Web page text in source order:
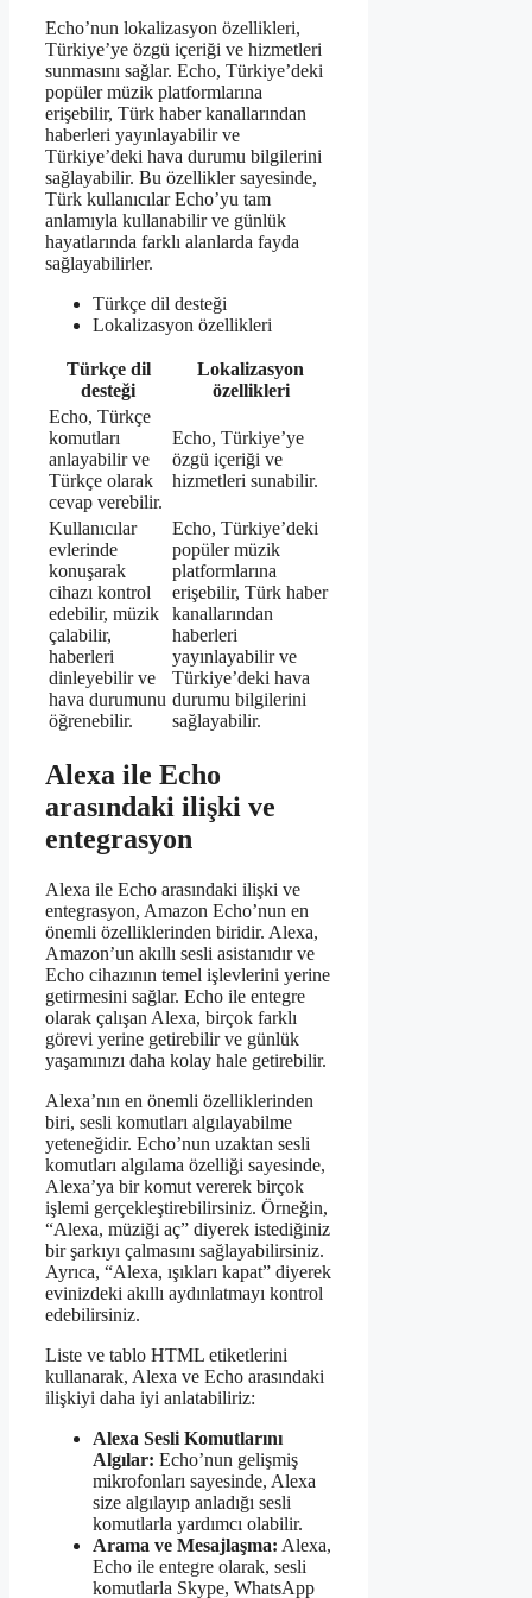
Echo’nun lokalizasyon özellikleri,
Türkiye’ye özgü içeriği ve hizmetleri
sunmasını sağlar. Echo, Türkiye’deki
popüler müzik platformlarına
erişebilir, Türk haber kanallarından
haberleri yayınlayabilir ve
Türkiye’deki hava durumu bilgilerini
sağlayabilir. Bu özellikler sayesinde,
Türk kullanıcılar Echo’yu tam
anlamıyla kullanabilir ve günlük
hayatlarında farklı alanlarda fayda
sağlayabilirler.
Türkçe dil desteği
Lokalizasyon özellikleri
Türkçe dil
desteği
Lokalizasyon
özellikleri
Echo, Türkçe
komutları
anlayabilir ve
Türkçe olarak
cevap verebilir.
Echo, Türkiye’ye
özgü içeriği ve
hizmetleri sunabilir.
Kullanıcılar
evlerinde
konuşarak
cihazı kontrol
edebilir, müzik
çalabilir,
haberleri
dinleyebilir ve
hava durumunu
öğrenebilir.
Echo, Türkiye’deki
popüler müzik
platformlarına
erişebilir, Türk haber
kanallarından
haberleri
yayınlayabilir ve
Türkiye’deki hava
durumu bilgilerini
sağlayabilir.
Alexa ile Echo
arasındaki ilişki ve
entegrasyon
Alexa ile Echo arasındaki ilişki ve
entegrasyon, Amazon Echo’nun en
önemli özelliklerinden biridir. Alexa,
Amazon’un akıllı sesli asistanıdır ve
Echo cihazının temel işlevlerini yerine
getirmesini sağlar. Echo ile entegre
olarak çalışan Alexa, birçok farklı
görevi yerine getirebilir ve günlük
yaşamınızı daha kolay hale getirebilir.
Alexa’nın en önemli özelliklerinden
biri, sesli komutları algılayabilme
yeteneğidir. Echo’nun uzaktan sesli
komutları algılama özelliği sayesinde,
Alexa’ya bir komut vererek birçok
işlemi gerçekleştirebilirsiniz. Örneğin,
“Alexa, müziği aç” diyerek istediğiniz
bir şarkıyı çalmasını sağlayabilirsiniz.
Ayrıca, “Alexa, ışıkları kapat” diyerek
evinizdeki akıllı aydınlatmayı kontrol
edebilirsiniz.
Liste ve tablo HTML etiketlerini
kullanarak, Alexa ve Echo arasındaki
ilişkiyi daha iyi anlatabiliriz:
Alexa Sesli Komutlarını
Algılar: Echo’nun gelişmiş
mikrofonları sayesinde, Alexa
size algılayıp anladığı sesli
komutlarla yardımcı olabilir.
Arama ve Mesajlaşma: Alexa,
Echo ile entegre olarak, sesli
komutlarla Skype, WhatsApp